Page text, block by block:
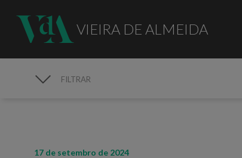
VIEIRA DE ALMEIDA
FILTRAR
17 de setembro de 2024